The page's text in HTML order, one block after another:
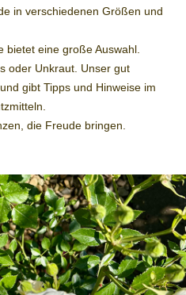
in verschiedenen Größen und
bietet eine große Auswahl.
oder Unkraut. Unser gut
gibt Tipps und Hinweise im
die Freude bringen.